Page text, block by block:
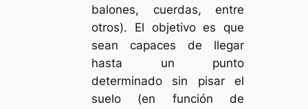
balones, cuerdas, entre
otros). El objetivo es que
sean capaces de llegar
hasta un punto
determinado sin pisar el
suelo (en función de